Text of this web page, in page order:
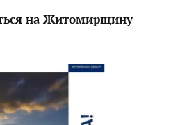
на Житомирщину